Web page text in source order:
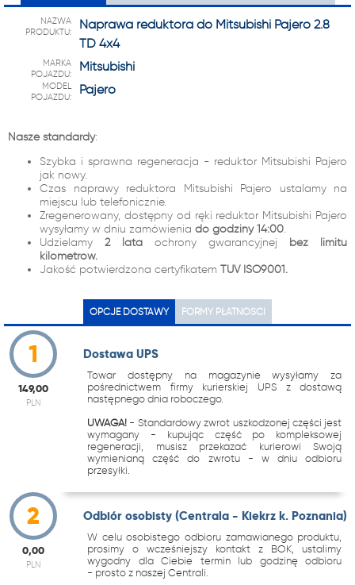
NAZWA
PRODUKTU:
Naprawa reduktora do Mitsubishi Pajero 2.8
TD 4x4
MARKA
POJAZDU:
Mitsubishi
MODEL
POJAZDU:
Pajero
Nasze standardy:
Szybka i sprawna regeneracja - reduktor Mitsubishi Pajero
jak nowy.
Czas naprawy reduktora Mitsubishi Pajero ustalamy na
miejscu lub telefonicznie.
Zregenerowany, dostępny od ręki reduktor Mitsubishi Pajero
wysyłamy w dniu zamówienia do godziny 14:00.
Udzielamy 2 lata ochrony gwarancyjnej bez limitu
kilometrów.
Jakość potwierdzona certyfikatem TUV ISO9001.
OPCJE DOSTAWY FORMY PŁATNOŚCI
1
149,00
PLN
Dostawa UPS
Towar dostępny na magazynie wysyłamy za
pośrednictwem firmy kurierskiej UPS z dostawą
następnego dnia roboczego.
UWAGA! - Standardowy zwrot uszkodzonej części jest
wymagany - kupując część po kompleksowej
regeneracji, musisz przekazać kurierowi Swoją
wymienianą część do zwrotu - w dniu odbioru
przesyłki.
2
0,00
PLN
Odbiór osobisty (Centrala - Kiekrz k. Poznania)
W celu osobistego odbioru zamawianego produktu,
prosimy o wcześniejszy kontakt z BOK, ustalimy
wygodny dla Ciebie termin lub godzinę odbioru
- prosto z naszej Centrali.